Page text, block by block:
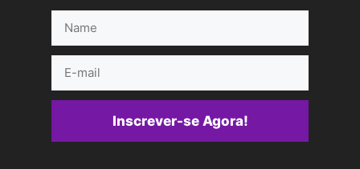
mail
Inscrever-se Agora!